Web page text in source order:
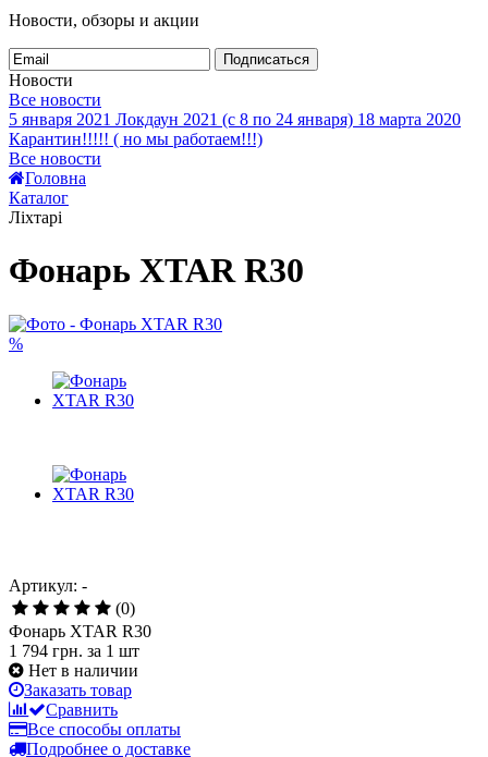
Новости, обзоры и акции
Подписаться
Новости
Все новости
5 января 2021 Локдаун 2021 (с 8 по 24 января) 18 марта 2020
Карантин!!!!! ( но мы работаем!!!)
Все новости
Головна
Каталог
Ліхтарі
Фонарь XTAR R30
%
Артикул: -
(0)
Фонарь XTAR R30
1 794 грн. за 1 шт
Нет в наличии
Заказать товар
Сравнить
Все способы оплаты
Подробнее о доставке